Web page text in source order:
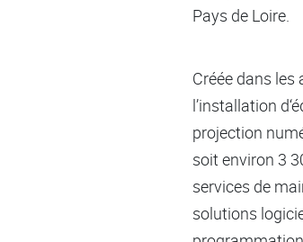
Pays de Loire.
Créée dans les
l’installation
projection
soit environ 3
services de
solutions